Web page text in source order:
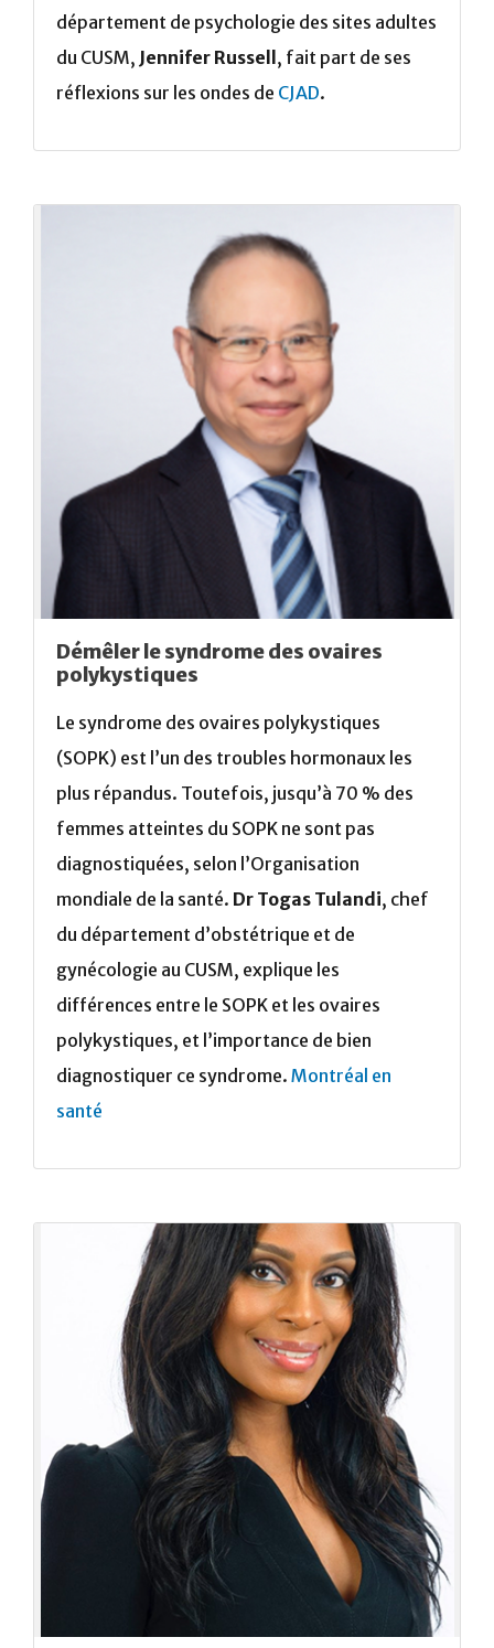
département de psychologie des sites adultes
du CUSM, Jennifer Russell , fait part de ses
réflexions sur les ondes de CJAD.
Démêler le syndrome des ovaires
polykystiques
Le syndrome des ovaires polykystiques
(SOPK) est l’un des troubles hormonaux les
plus répandus. Toutefois, jusqu’à 70 % des
femmes atteintes du SOPK ne sont pas
diagnostiquées, selon l’Organisation
mondiale de la santé. Dr Togas Tulandi, chef
du département d’obstétrique et de
gynécologie au CUSM, explique les
différences entre le SOPK et les ovaires
polykystiques, et l’importance de bien
diagnostiquer ce syndrome. Montréal en
santé